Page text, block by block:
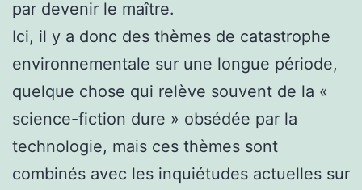
par devenir le maître.
Ici, il y a donc des thèmes de catastrophe
environnementale sur une longue période,
quelque chose qui relève souvent de la «
science-fiction dure » obsédée par la
technologie, mais ces thèmes sont
combinés avec les inquiétudes actuelles sur